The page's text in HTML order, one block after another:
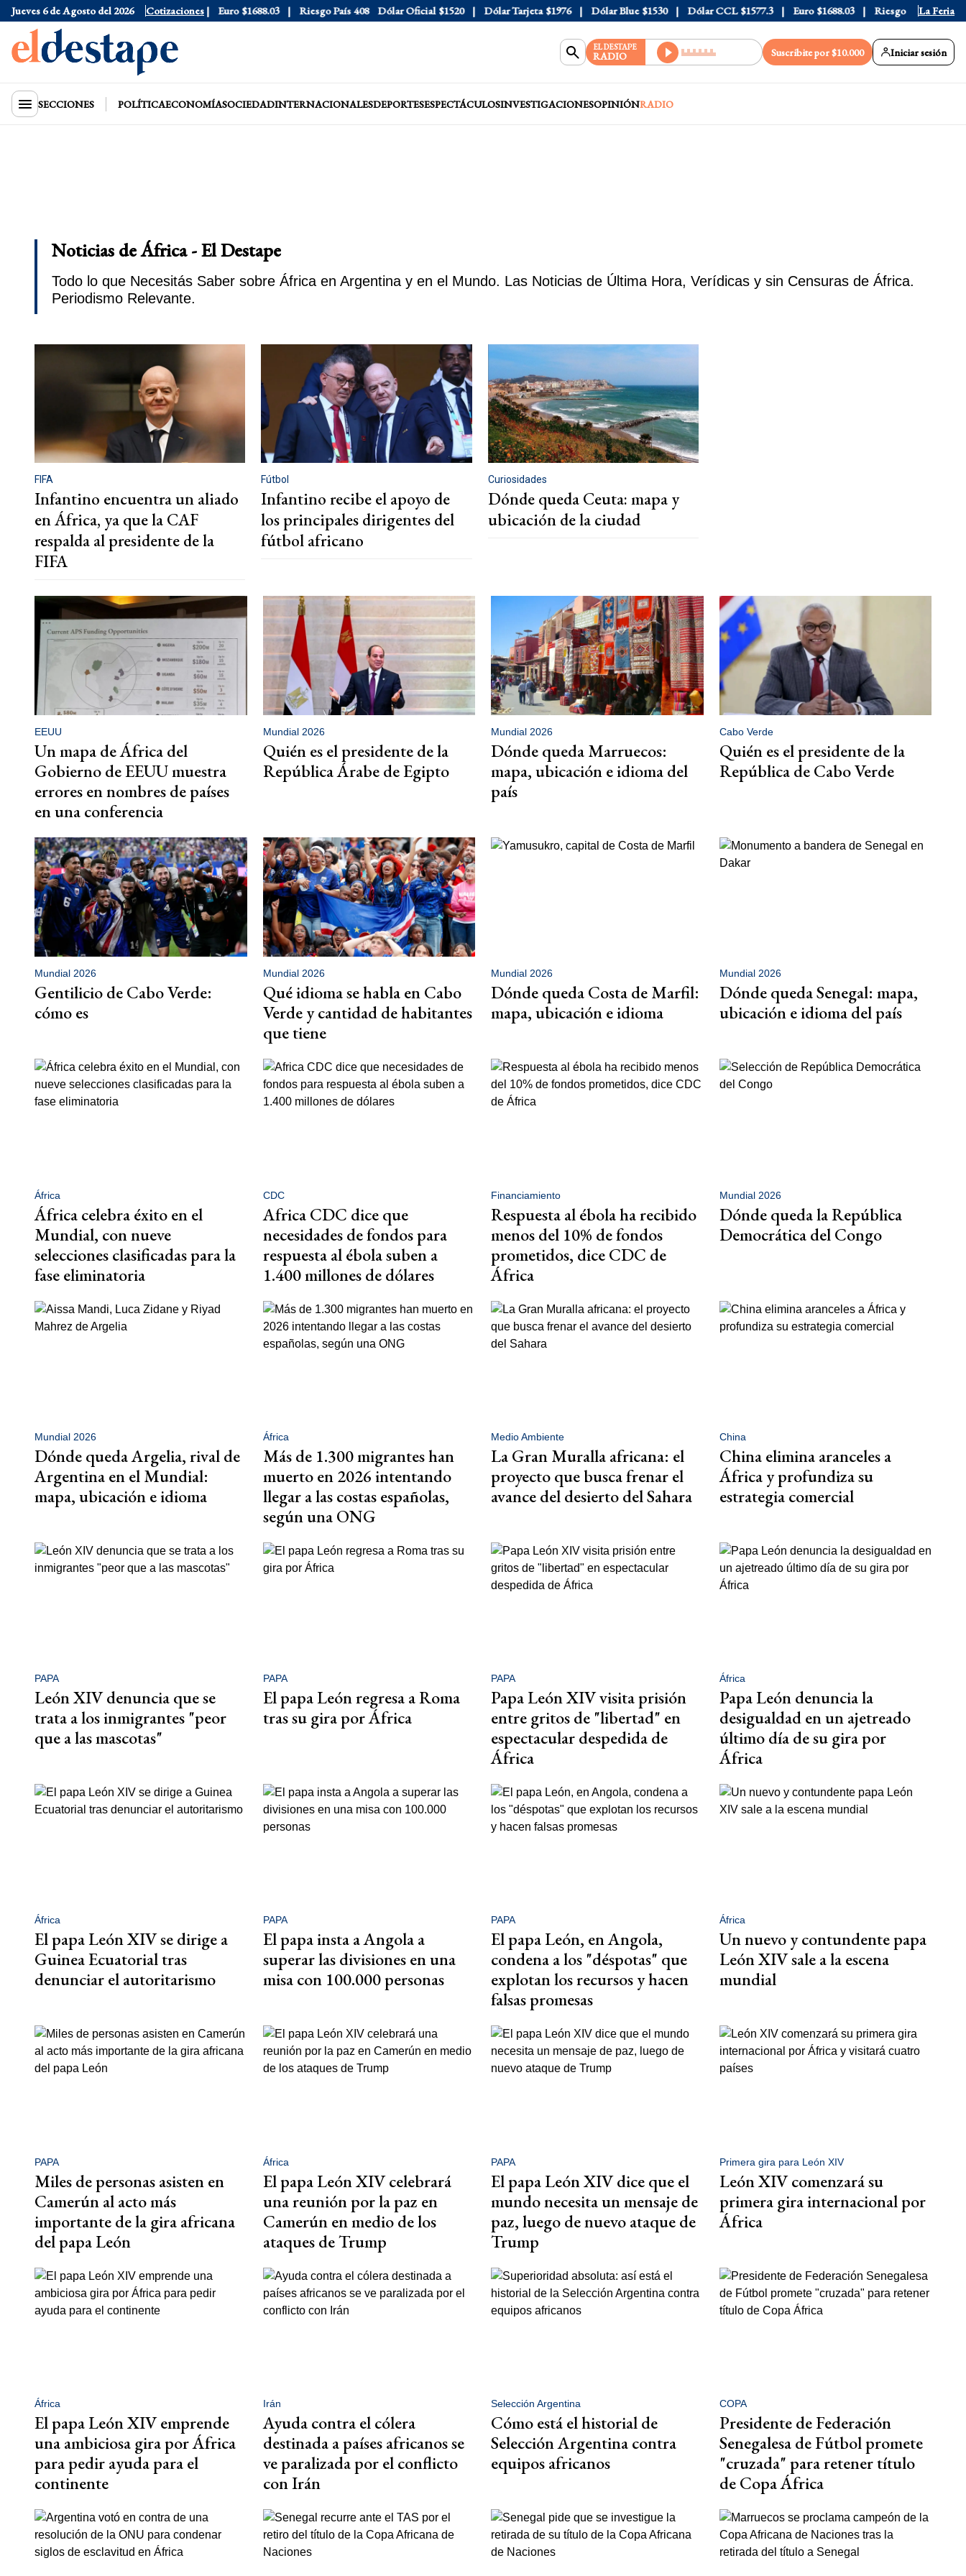
Jueves 6 de Agosto del 2026 Cotizaciones
Blue $1530 Dólar CCL $1577.3 Euro $1688.03 Riesgo País 408 Dólar Oficial $1520 Dólar Tarjeta $1976 Dólar Blue $1530 Dólar CCL $1577.3 Euro $1688.03 Riesgo País 408La Feria
EL DESTAPE
RADIO Suscribite por $10.000 Iniciar sesión
SECCIONES POLÍTICAECONOMÍASOCIEDADINTERNACIONALESDEPORTESESPECTÁCULOSINVESTIGACIONESOPINIÓNRADIO
Noticias de África - El Destape
Todo lo que Necesitás Saber sobre África en Argentina y en el Mundo. Las Noticias de Última Hora, Verídicas y sin Censuras de África.
Periodismo Relevante.
FIFA
Infantino encuentra un aliado
en África, ya que la CAF
respalda al presidente de la
FIFA
Fútbol
Infantino recibe el apoyo de
los principales dirigentes del
fútbol africano
Curiosidades
Dónde queda Ceuta: mapa y
ubicación de la ciudad
EEUU
Un mapa de África del
Gobierno de EEUU muestra
errores en nombres de países
en una conferencia
Mundial 2026
Quién es el presidente de la
República Árabe de Egipto
Mundial 2026
Dónde queda Marruecos:
mapa, ubicación e idioma del
país
Cabo Verde
Quién es el presidente de la
República de Cabo Verde
Mundial 2026
Gentilicio de Cabo Verde:
cómo es
Mundial 2026
Qué idioma se habla en Cabo
Verde y cantidad de habitantes
que tiene
Mundial 2026
Dónde queda Costa de Marfil:
mapa, ubicación e idioma
Mundial 2026
Dónde queda Senegal: mapa,
ubicación e idioma del país
África
África celebra éxito en el
Mundial, con nueve
selecciones clasificadas para la
fase eliminatoria
CDC
Africa CDC dice que
necesidades de fondos para
respuesta al ébola suben a
1.400 millones de dólares
Financiamiento
Respuesta al ébola ha recibido
menos del 10% de fondos
prometidos, dice CDC de
África
Mundial 2026
Dónde queda la República
Democrática del Congo
Mundial 2026
Dónde queda Argelia, rival de
Argentina en el Mundial:
mapa, ubicación e idioma
África
Más de 1.300 migrantes han
muerto en 2026 intentando
llegar a las costas españolas,
según una ONG
Medio Ambiente
La Gran Muralla africana: el
proyecto que busca frenar el
avance del desierto del Sahara
China
China elimina aranceles a
África y profundiza su
estrategia comercial
PAPA
León XIV denuncia que se
trata a los inmigrantes "peor
que a las mascotas"
PAPA
El papa León regresa a Roma
tras su gira por África
PAPA
Papa León XIV visita prisión
entre gritos de "libertad" en
espectacular despedida de
África
África
Papa León denuncia la
desigualdad en un ajetreado
último día de su gira por
África
África
El papa León XIV se dirige a
Guinea Ecuatorial tras
denunciar el autoritarismo
PAPA
El papa insta a Angola a
superar las divisiones en una
misa con 100.000 personas
PAPA
El papa León, en Angola,
condena a los "déspotas" que
explotan los recursos y hacen
falsas promesas
África
Un nuevo y contundente papa
León XIV sale a la escena
mundial
PAPA
Miles de personas asisten en
Camerún al acto más
importante de la gira africana
del papa León
África
El papa León XIV celebrará
una reunión por la paz en
Camerún en medio de los
ataques de Trump
PAPA
El papa León XIV dice que el
mundo necesita un mensaje de
paz, luego de nuevo ataque de
Trump
Primera gira para León XIV
León XIV comenzará su
primera gira internacional por
África
África
El papa León XIV emprende
una ambiciosa gira por África
para pedir ayuda para el
continente
Irán
Ayuda contra el cólera
destinada a países africanos se
ve paralizada por el conflicto
con Irán
Selección Argentina
Cómo está el historial de
Selección Argentina contra
equipos africanos
COPA
Presidente de Federación
Senegalesa de Fútbol promete
"cruzada" para retener título
de Copa África